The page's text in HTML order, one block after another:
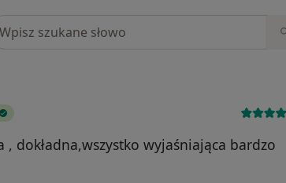
w opiniach
, dokładna,wszystko wyjaśniająca bardzo